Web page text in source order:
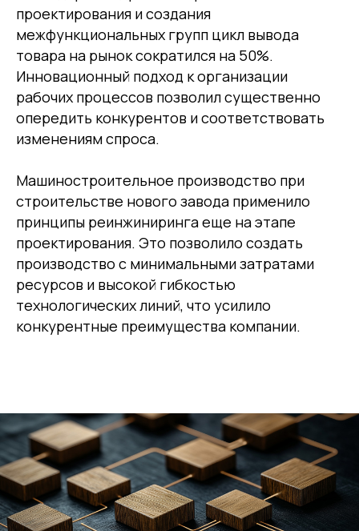
проектирования и создания
межфункциональных групп цикл вывода
товара на рынок сократился на 50%.
Инновационный подход к организации
рабочих процессов позволил существенно
опередить конкурентов и соответствовать
изменениям спроса.
Машиностроительное производство при
строительстве нового завода применило
принципы реинжиниринга еще на этапе
проектирования. Это позволило создать
производство с минимальными затратами
ресурсов и высокой гибкостью
технологических линий, что усилило
конкурентные преимущества компании.
Другие статьи по теме